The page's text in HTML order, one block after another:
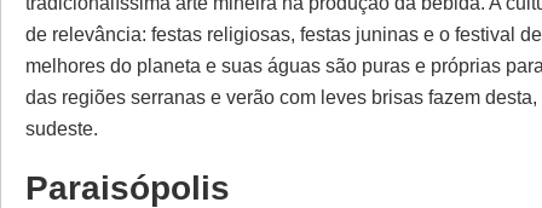
de relevância: festas religiosas, festas juninas e o festival
melhores do planeta e suas águas são puras e próprias
das regiões serranas e verão com leves brisas fazem
sudeste.
Paraisópolis